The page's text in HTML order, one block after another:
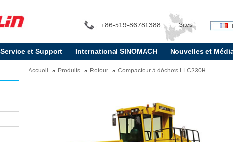
+86-519-86781388 Sites
internationaux:
Service et Support International SINOMACH Nouvelles et
Accueil Produits Retour Compacteur à déchets LLC230H